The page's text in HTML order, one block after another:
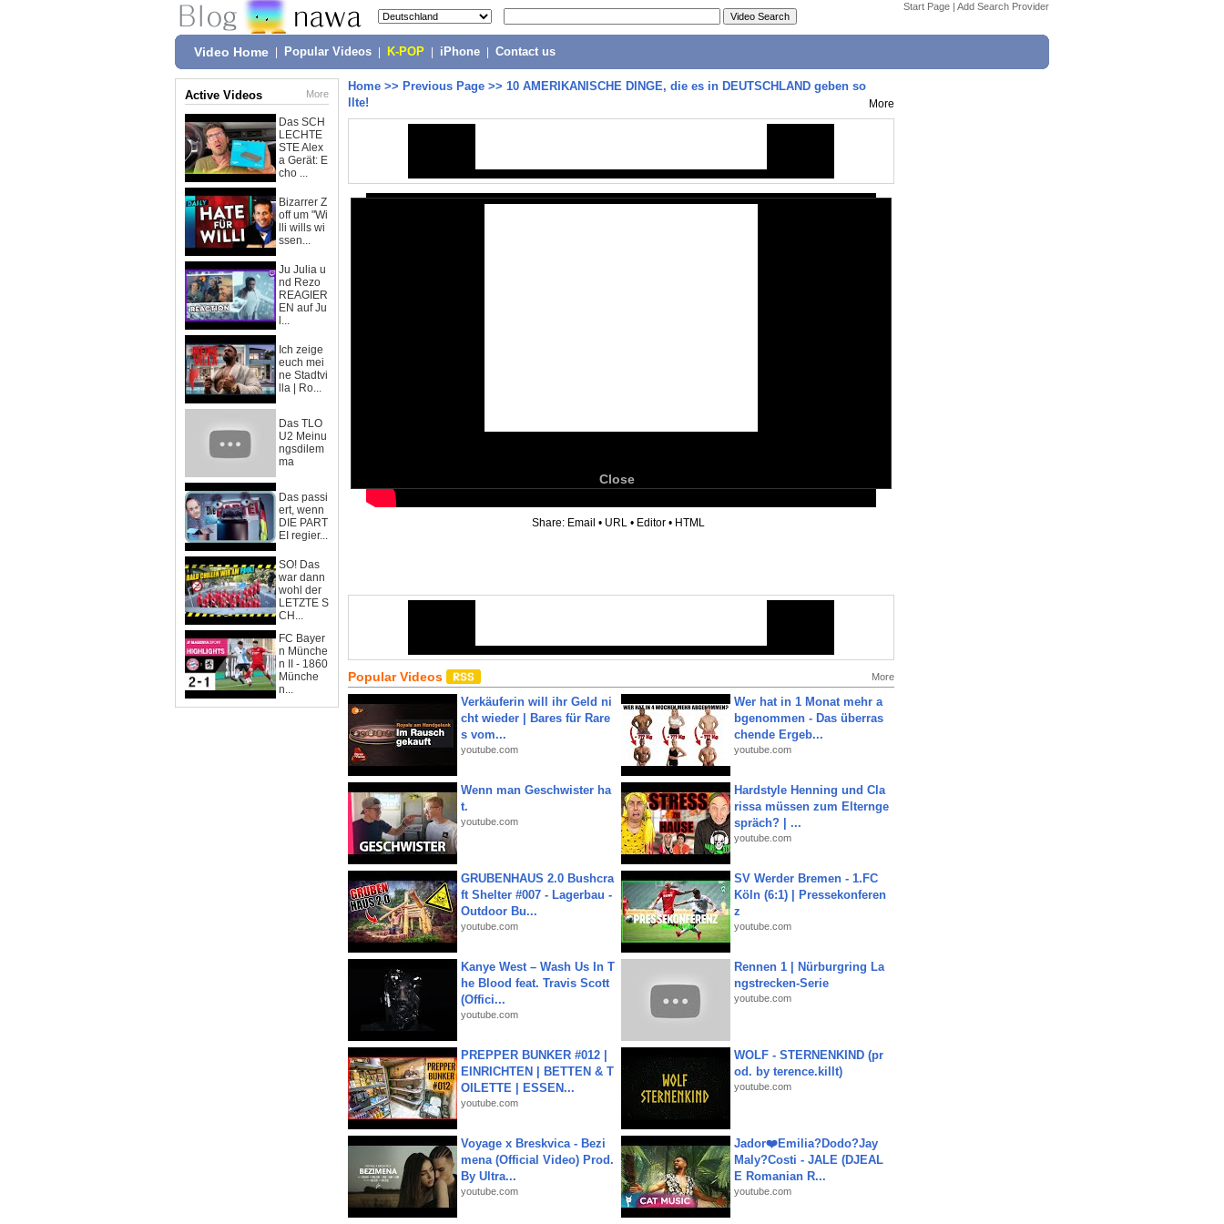
Start Page | Add Search Provider
Video Home Popular Videos K-POP iPhone Contact us
Active Videos More
Das SCH
LECHTE
STE Alex
a Gerät: E
cho ...
Bizarrer Z
off um "Wi
lli wills wi
ssen...
Ju Julia u
nd Rezo
REAGIER
EN auf Ju
l...
Ich zeige
euch mei
ne Stadtvi
lla | Ro...
Das TLO
U2 Meinu
ngsdilem
ma
Das passi
ert, wenn
DIE PART
EI regier...
SO! Das
war dann
wohl der
LETZTE S
CH...
FC Bayer
n Münche
n II - 1860
Münche
n...
Home >> Previous Page >> 10 AMERIKANISCHE DINGE, die es in DEUTSCHLAND geben so
llte!
More
Close
Share: Email • URL • Editor • HTML
Popular Videos More
Verkäuferin will ihr Geld ni
cht wieder | Bares für Rare
s vom...
youtube.com
Wer hat in 1 Monat mehr a
bgenommen - Das überras
chende Ergeb...
youtube.com
Wenn man Geschwister ha
t.
youtube.com
Hardstyle Henning und Cla
rissa müssen zum Elternge
spräch? | ...
youtube.com
GRUBENHAUS 2.0 Bushcra
ft Shelter #007 - Lagerbau -
Outdoor Bu...
youtube.com
SV Werder Bremen - 1.FC
Köln (6:1) | Pressekonferen
z
youtube.com
Kanye West – Wash Us In T
he Blood feat. Travis Scott
(Offici...
youtube.com
Rennen 1 | Nürburgring La
ngstrecken-Serie
youtube.com
PREPPER BUNKER #012 |
EINRICHTEN | BETTEN & T
OILETTE | ESSEN...
youtube.com
WOLF - STERNENKIND (pr
od. by terence.killt)
youtube.com
Voyage x Breskvica - Bezi
mena (Official Video) Prod.
By Ultra...
youtube.com
Jador❤️Emilia?Dodo?Jay
Maly?Costi - JALE (DJEAL
E Romanian R...
youtube.com